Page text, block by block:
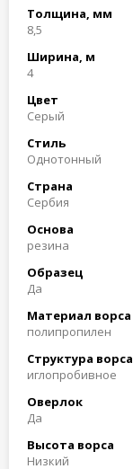
Толщина, мм
8,5
Ширина, м
4
Цвет
Серый
Стиль
Однотонный
Страна
Сербия
Основа
резина
Образец
Да
Материал ворса
полипропилен
Структура ворса
иглопробивное
Оверлок
Да
Высота ворса
Низкий